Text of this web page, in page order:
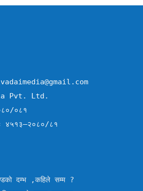
Pvt. Ltd.
०८१
४५१३–२०८०/८१
दम्भ ,कहिले सम्म ?